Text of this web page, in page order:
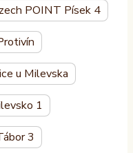
POINT Písek 4
u Milevska
1
3